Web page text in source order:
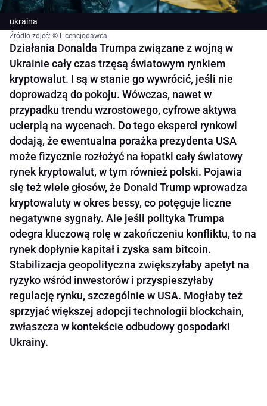
ukraina
Źródło zdjęć: © Licencjodawca
Działania Donalda Trumpa związane z wojną w
Ukrainie cały czas trzęsą światowym rynkiem
kryptowalut. I są w stanie go wywrócić, jeśli nie
doprowadzą do pokoju. Wówczas, nawet w
przypadku trendu wzrostowego, cyfrowe aktywa
ucierpią na wycenach. Do tego eksperci rynkowi
dodają, że ewentualna porażka prezydenta USA
może fizycznie rozłożyć na łopatki cały światowy
rynek kryptowalut, w tym również polski. Pojawia
się też wiele głosów, że Donald Trump wprowadza
kryptowaluty w okres bessy, co potęguje liczne
negatywne sygnały. Ale jeśli polityka Trumpa
odegra kluczową rolę w zakończeniu konfliktu, to na
rynek dopłynie kapitał i zyska sam bitcoin.
Stabilizacja geopolityczna zwiększyłaby apetyt na
ryzyko wśród inwestorów i przyspieszyłaby
regulację rynku, szczególnie w USA. Mogłaby też
sprzyjać większej adopcji technologii blockchain,
zwłaszcza w kontekście odbudowy gospodarki
Ukrainy.